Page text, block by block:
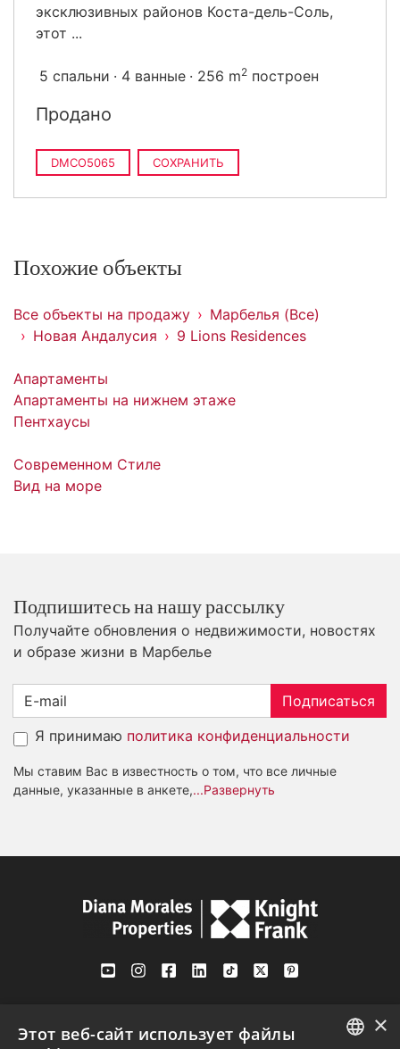
эксклюзивных районов Коста-дель-Соль,
этот ...
5 спальни 4 ванные 256 m2 построен
Продано
DMCO5065 СОХРАНИТЬ
Похожие объекты
Все объекты на продажу
Марбелья (Все)
Новая Андалусия
9 Lions Residences
Апартаменты
Апартаменты на нижнем этаже
Пентхаусы
Современном Стиле
Вид на море
Подпишитесь на нашу рассылку
Получайте обновления о недвижимости, новостях
и образе жизни в Марбелье
Подписаться
Я принимаю политика конфиденциальности
Мы ставим Вас в известность о том, что все личные
данные, указанные в анкете,...Развернуть
1st Floor, Office 3
×
Этот веб-сайт использует файлы